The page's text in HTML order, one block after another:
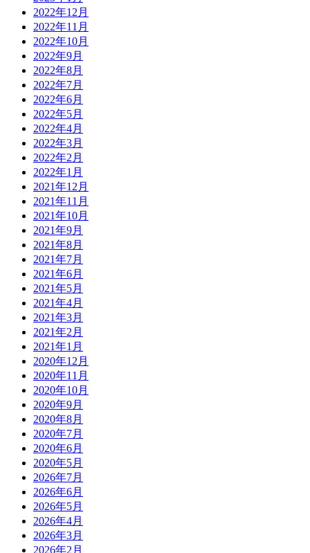
2022年12月
2022年11月
2022年10月
2022年9月
2022年8月
2022年7月
2022年6月
2022年5月
2022年4月
2022年3月
2022年2月
2022年1月
2021年12月
2021年11月
2021年10月
2021年9月
2021年8月
2021年7月
2021年6月
2021年5月
2021年4月
2021年3月
2021年2月
2021年1月
2020年12月
2020年11月
2020年10月
2020年9月
2020年8月
2020年7月
2020年6月
2020年5月
2026年7月
2026年6月
2026年5月
2026年4月
2026年3月
2026年2月